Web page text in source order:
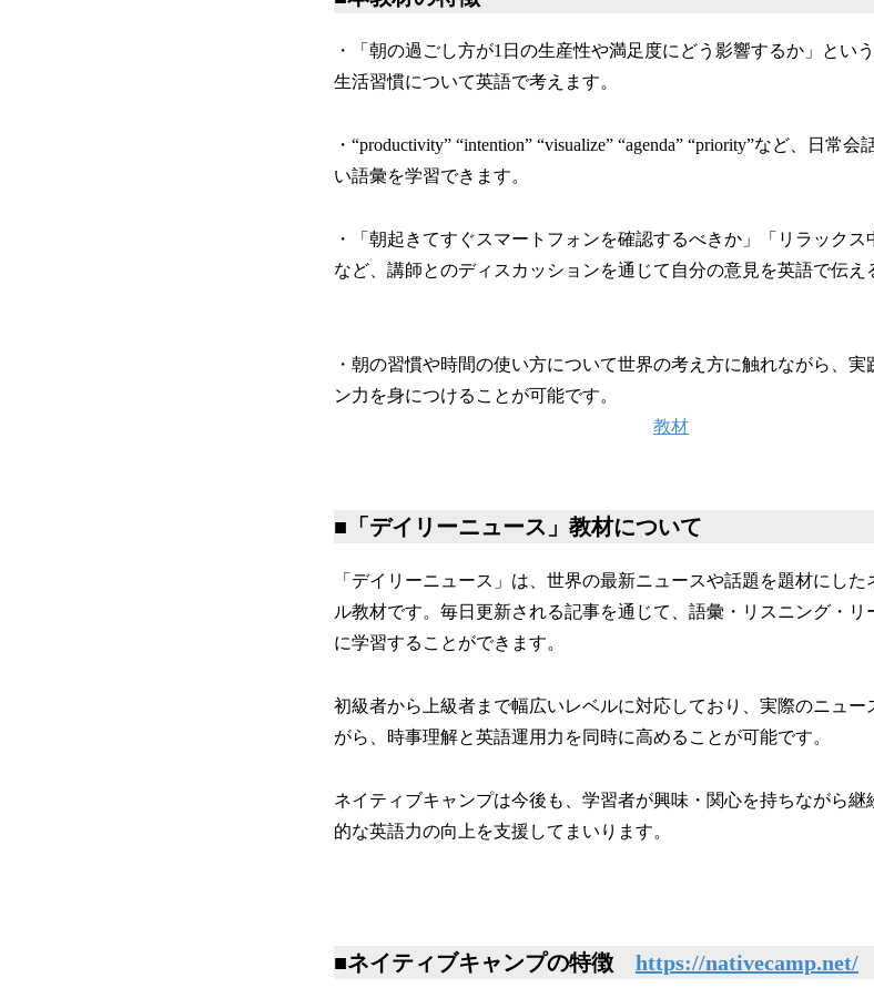
・「朝の過ごし方が1日の生産性や満足度にどう影響するか」とい
生活習慣について英語で考えます。
・“productivity” “intention” “visualize” “agenda” “priority”など、日常
い語彙を学習できます。
・「朝起きてすぐスマートフォンを確認するべきか」「リラックス
など、講師とのディスカッションを通じて自分の意見を英語で伝え
・朝の習慣や時間の使い方について世界の考え方に触れながら、
ン力を身につけることが可能です。
教材
■「デイリーニュース」教材について
「デイリーニュース」は、世界の最新ニュースや話題を題材にし
ル教材です。毎日更新される記事を通じて、語彙・リスニング・
に学習することができます。
初級者から上級者まで幅広いレベルに対応しており、実際のニュ
がら、時事理解と英語運用力を同時に高めることが可能です。
ネイティブキャンプは今後も、学習者が興味・関心を持ちながら
的な英語力の向上を支援してまいります。
■ネイティブキャンプの特徴 https://nativecamp.net/